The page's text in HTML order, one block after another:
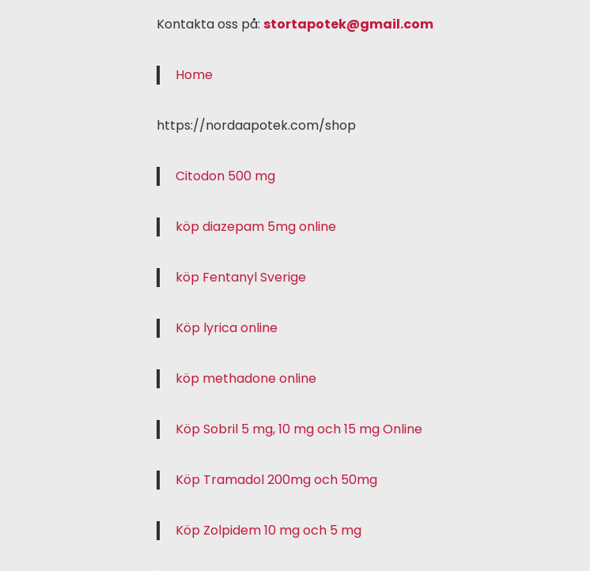
Kontakta oss på:stortapotek@gmail.com
Home
https://nordaapotek.com/shop
Citodon 500 mg
köp diazepam 5mg online
köp Fentanyl Sverige
Köp lyrica online
köp methadone online
Köp Sobril 5 mg, 10 mg och 15 mg Online
Köp Tramadol 200mg och 50mg
Köp Zolpidem 10 mg och 5 mg